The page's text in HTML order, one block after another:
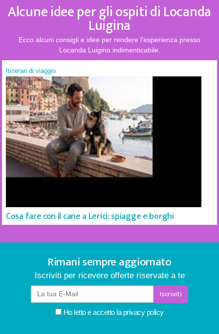
Alcune idee per gli ospiti di Locanda
Luigina
Ecco alcuni consigli e idee per rendere l'esperienza presso
Locanda Luigina indimenticabile.
Itinerari di viaggio
Cosa fare con il cane a Lerici: spiagge e borghi
Rimani sempre aggiornato
Iscriviti per ricevere offerte riservate a te
Iscriviti
Ho letto e accetto la privacy policy